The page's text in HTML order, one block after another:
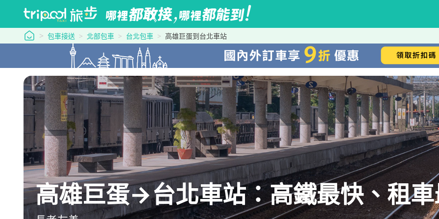
tripool 旅步
包車接送 北部包車 台北包車 高雄巨蛋到台北車站
高雄巨蛋→台北車站：高鐵最快、租